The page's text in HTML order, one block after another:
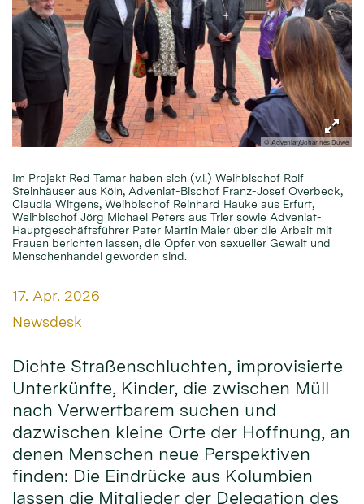
© Adveniat/Johannes Duwe
Im Projekt Red Tamar haben sich (v.l.) Weihbischof Rolf
Steinhäuser aus Köln, Adveniat-Bischof Franz-Josef Overbeck,
Claudia Witgens, Weihbischof Reinhard Hauke aus Erfurt,
Weihbischof Jörg Michael Peters aus Trier sowie Adveniat-
Hauptgeschäftsführer Pater Martin Maier über die Arbeit mit
Frauen berichten lassen, die Opfer von sexueller Gewalt und
Menschenhandel geworden sind.
Datum:
17. Apr. 2026
Von:
Newsdesk
Dichte Straßenschluchten, improvisierte
Unterkünfte, Kinder, die zwischen Müll
nach Verwertbarem suchen und
dazwischen kleine Orte der Hoffnung, an
denen Menschen neue Perspektiven
finden: Die Eindrücke aus Kolumbien
lassen die Mitglieder der Delegation des